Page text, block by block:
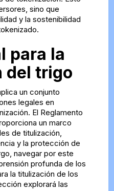
sino que
y la sostenibilidad
para la
del trigo
un conjunto
legales en
El Reglamento
un marco
de titulización,
y la protección de
navegar por este
profunda de los
la titulización de los
explorará las